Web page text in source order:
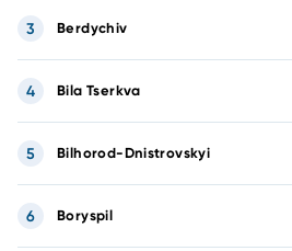
Berdychiv
3
Bila Tserkva
4
Bilhorod-Dnistrovskyi
5
Boryspil
6